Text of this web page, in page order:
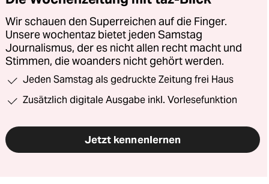
Wir schauen den Superreichen auf die Finger.
Unsere wochentaz bietet jeden Samstag
Journalismus, der es nicht allen recht macht und
Stimmen, die woanders nicht gehört werden.
Jeden Samstag als gedruckte Zeitung frei Haus
Zusätzlich digitale Ausgabe inkl. Vorlesefunktion
Jetzt kennenlernen